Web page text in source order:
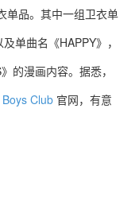
单品。其中一组卫衣单
单曲名《HAPPY》，
的漫画内容。据悉，
Club 官网，有意